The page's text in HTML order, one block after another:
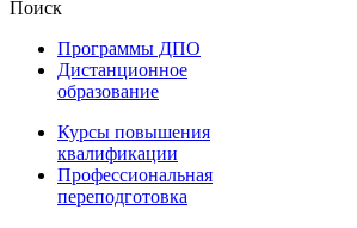
Поиск
Программы ДПО
Дистанционное
образование
Курсы повышения
квалификации
Профессиональная
переподготовка